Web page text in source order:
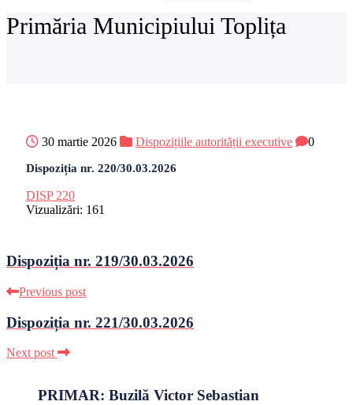
Primăria Municipiului Toplița
30 martie 2026 Dispozițiile autorității executive 0
Dispoziția nr. 220/30.03.2026
DISP 220
Vizualizări: 161
Dispoziția nr. 219/30.03.2026
Previous post
Dispoziția nr. 221/30.03.2026
Next post
PRIMAR: Buzilă Victor Sebastian